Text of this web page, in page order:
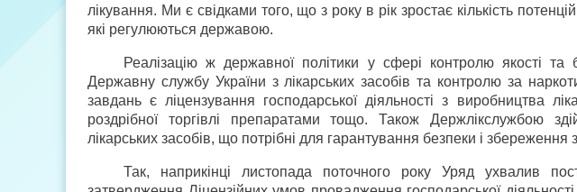
лікування. Ми є свідками того, що з року в рік зростає кількість
які регулюються державою.
Реалізацію ж державної політики у сфері контролю якості та
Державну службу України з лікарських засобів та контролю за
завдань є ліцензування господарської діяльності з виробництва
роздрібної торгівлі препаратами тощо. Також Держлікслужбою
лікарських засобів, що потрібні для гарантування безпеки і
Так, наприкінці листопада поточного року Уряд ухвалив